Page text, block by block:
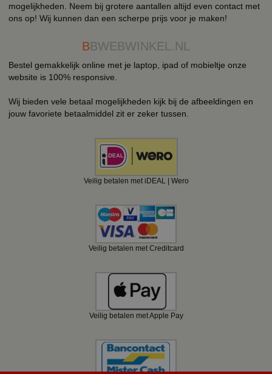
mogelijkheden. Neem bij grotere aantallen altijd even contact met
ons op! Wij kunnen dan een scherpe prijs voor je maken!
BBWEBWINKEL.NL
Bestel gemakkelijk online met je laptop, ipad of mobieltje onze
website is 100% responsive.
Wij bieden vele betaal mogelijkheden kijk bij de afbeeldingen en
jouw favoriete betaalmiddel zit er zeker tussen.
Veilig betalen met iDEAL | Wero
Veilig betalen met Creditcard
Veilig betalen met Apple Pay